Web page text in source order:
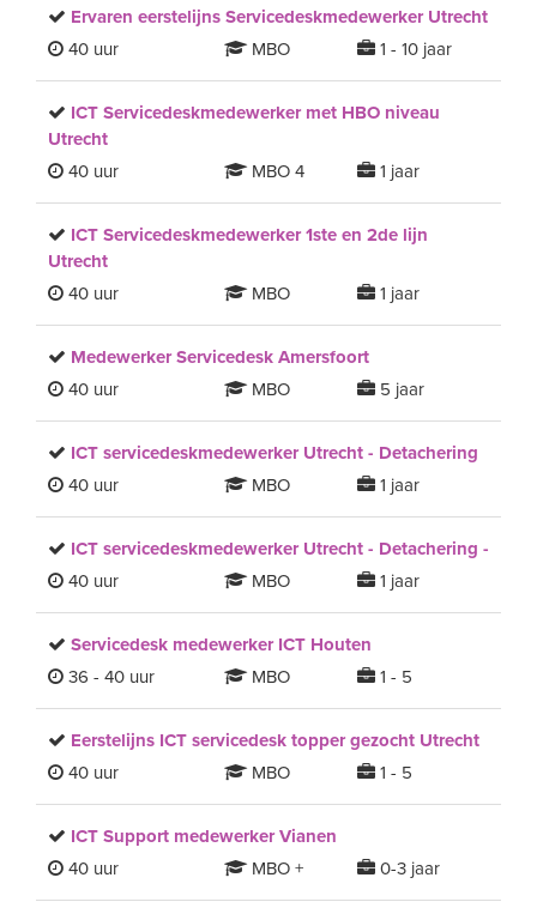
Ervaren eerstelijns Servicedeskmedewerker Utrecht
40 uur
MBO 1 - 10 jaar
ICT Servicedeskmedewerker met HBO niveau
Utrecht
40 uur
MBO 4 1 jaar
ICT Servicedeskmedewerker 1ste en 2de lijn
Utrecht
40 uur
MBO 1 jaar
Medewerker Servicedesk Amersfoort
40 uur
MBO 5 jaar
ICT servicedeskmedewerker Utrecht - Detachering
40 uur
MBO 1 jaar
ICT servicedeskmedewerker Utrecht - Detachering -
40 uur
MBO 1 jaar
Servicedesk medewerker ICT Houten
36 - 40 uur
MBO 1 - 5
Eerstelijns ICT servicedesk topper gezocht Utrecht
40 uur
MBO 1 - 5
ICT Support medewerker Vianen
40 uur
MBO + 0-3 jaar